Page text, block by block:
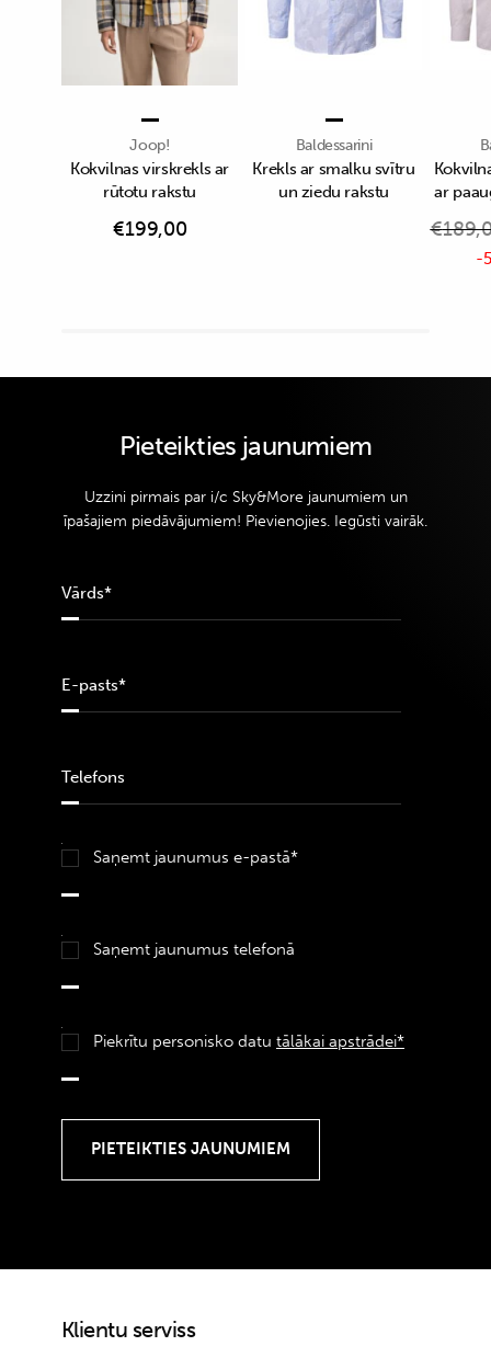
Joop!
Kokvilnas virskrekls ar
rūtotu rakstu
€199,00
Baldessarini
Krekls ar smalku svītru
un ziedu rakstu
ar
€
-
Pieteikties jaunumiem
Uzzini pirmais par i/c Sky&More jaunumiem un
īpašajiem piedāvājumiem! Pievienojies. Iegūsti vairāk.
Saņemt jaunumus e-pastā*
Saņemt jaunumus telefonā
Piekrītu personisko datu tālākai apstrādei*
Klientu serviss